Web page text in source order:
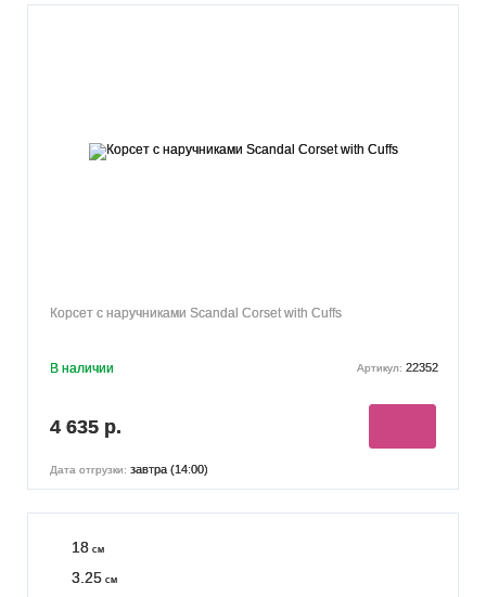
Корсет с наручниками Scandal Corset with Cuffs
В наличии Артикул: 22352
4 635 р.
Дата отгрузки: завтра (14:00)
18 см
3.25 см